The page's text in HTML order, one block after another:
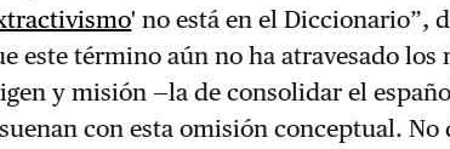
' no está en el Diccionario”,
este término aún no ha atravesado
y misión —la de consolidar el
con esta omisión conceptual.